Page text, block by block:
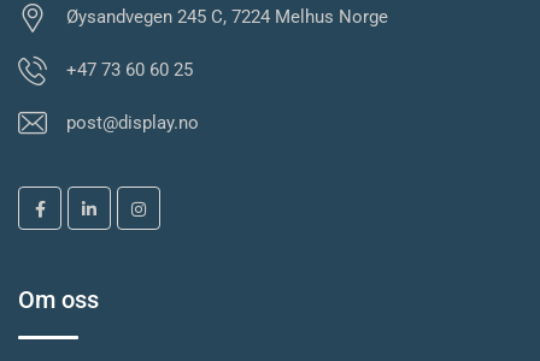
Øysandvegen 245 C, 7224 Melhus Norge
+47 73 60 60 25
post@display.no
Om oss